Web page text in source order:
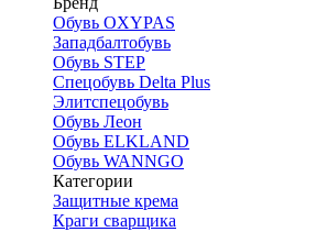
Обувь OXYPAS
Западбалтобувь
Обувь STEP
Спецобувь Delta Plus
Элитспецобувь
Обувь Леон
Обувь ELKLAND
Обувь WANNGO
Категории
Защитные крема
Краги сварщика